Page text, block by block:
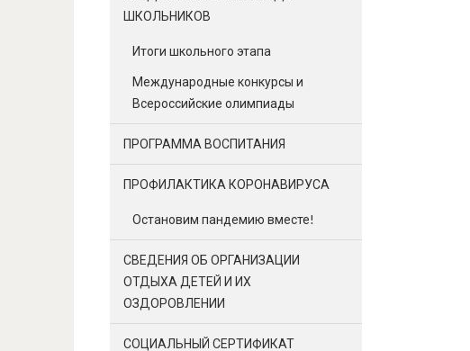
ШКОЛЬНИКОВ
Итоги школьного этапа
Международные конкурсы и
Всероссийские олимпиады
ПРОГРАММА ВОСПИТАНИЯ
ПРОФИЛАКТИКА КОРОНАВИРУСА
Остановим пандемию вместе!
СВЕДЕНИЯ ОБ ОРГАНИЗАЦИИ
ОТДЫХА ДЕТЕЙ И ИХ
ОЗДОРОВЛЕНИИ
СОЦИАЛЬНЫЙ СЕРТИФИКАТ